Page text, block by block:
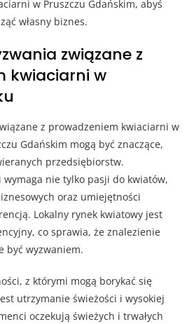
w Pruszczu Gdańskim, abyś
własny biznes.
związane z
kwiaciarni w
z prowadzeniem kwiaciarni w
Gdańskim mogą być znaczące,
przedsiębiorstw.
nie tylko pasji do kwiatów,
oraz umiejętności
Lokalny rynek kwiatowy jest
co sprawia, że znalezienie
być wyzwaniem.
z którymi mogą borykać się
utrzymanie świeżości i wysokiej
oczekują świeżych i trwałych